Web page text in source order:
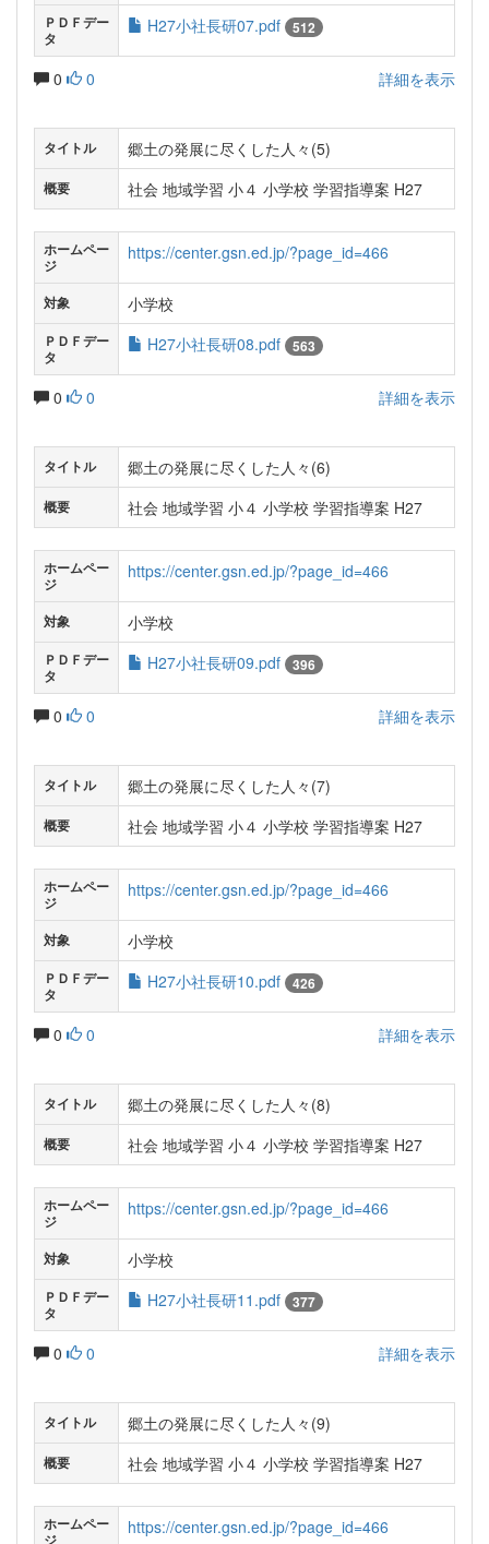
ＰＤＦデー
タ
H27小社長研07.pdf 512
0 0 詳細を表示
タイトル 郷土の発展に尽くした人々(5)
概要 社会 地域学習 小４ 小学校 学習指導案 H27
ホームペー
ジ
https://center.gsn.ed.jp/?page_id=466
対象 小学校
ＰＤＦデー
タ
H27小社長研08.pdf 563
0 0 詳細を表示
タイトル 郷土の発展に尽くした人々(6)
概要 社会 地域学習 小４ 小学校 学習指導案 H27
ホームペー
ジ
https://center.gsn.ed.jp/?page_id=466
対象 小学校
ＰＤＦデー
タ
H27小社長研09.pdf 396
0 0 詳細を表示
タイトル 郷土の発展に尽くした人々(7)
概要 社会 地域学習 小４ 小学校 学習指導案 H27
ホームペー
ジ
https://center.gsn.ed.jp/?page_id=466
対象 小学校
ＰＤＦデー
タ
H27小社長研10.pdf 426
0 0 詳細を表示
タイトル 郷土の発展に尽くした人々(8)
概要 社会 地域学習 小４ 小学校 学習指導案 H27
ホームペー
ジ
https://center.gsn.ed.jp/?page_id=466
対象 小学校
ＰＤＦデー
タ
H27小社長研11.pdf 377
0 0 詳細を表示
タイトル 郷土の発展に尽くした人々(9)
概要 社会 地域学習 小４ 小学校 学習指導案 H27
ホームペー
ジ
https://center.gsn.ed.jp/?page_id=466